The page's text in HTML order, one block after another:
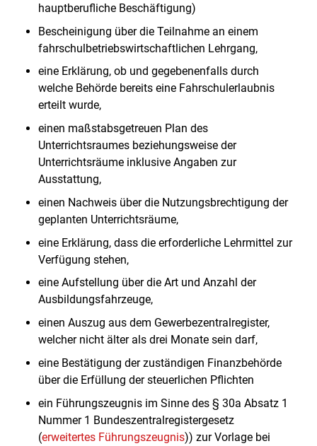
hauptberufliche Beschäftigung)
Bescheinigung über die Teilnahme an einem
fahrschulbetriebswirtschaftlichen Lehrgang,
eine Erklärung, ob und gegebenenfalls durch
welche Behörde bereits eine Fahrschulerlaubnis
erteilt wurde,
einen maßstabsgetreuen Plan des
Unterrichtsraumes beziehungsweise der
Unterrichtsräume inklusive Angaben zur
Ausstattung,
einen Nachweis über die Nutzungsbrechtigung der
geplanten Unterrichtsräume,
eine Erklärung, dass die erforderliche Lehrmittel zur
Verfügung stehen,
eine Aufstellung über die Art und Anzahl der
Ausbildungsfahrzeuge,
einen Auszug aus dem Gewerbezentralregister,
welcher nicht älter als drei Monate sein darf,
eine Bestätigung der zuständigen Finanzbehörde
über die Erfüllung der steuerlichen Pflichten
ein Führungszeugnis im Sinne des § 30a Absatz 1
Nummer 1 Bundeszentralregistergesetz
(erweitertes Führungszeugnis)) zur Vorlage bei